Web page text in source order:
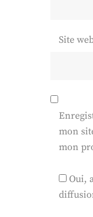
Site
mon
mon
Oui,